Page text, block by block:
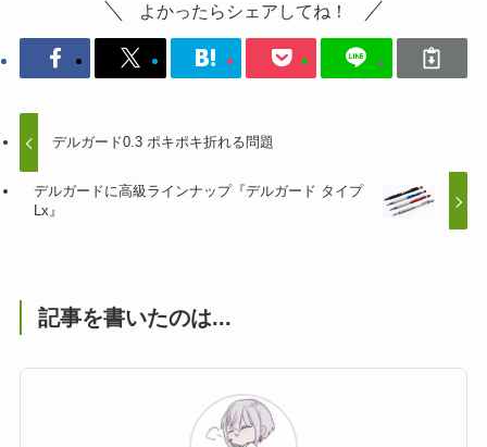
よかったらシェアしてね！
デルガード0.3 ポキポキ折れる問題
デルガードに高級ラインナップ『デルガード タイプ
Lx』
記事を書いたのは...